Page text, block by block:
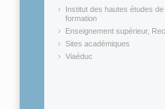
(link is external)
Institut des hautes études
formation
(link is external)
Enseignement supérieur,
(link is external)
Sites académiques
(link is external)
Viaéduc